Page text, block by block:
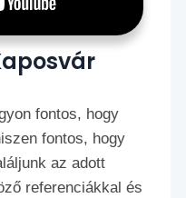
fontos, hogy
fontos, hogy
az adott
referenciákkal és